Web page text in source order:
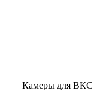
Камеры для ВКС